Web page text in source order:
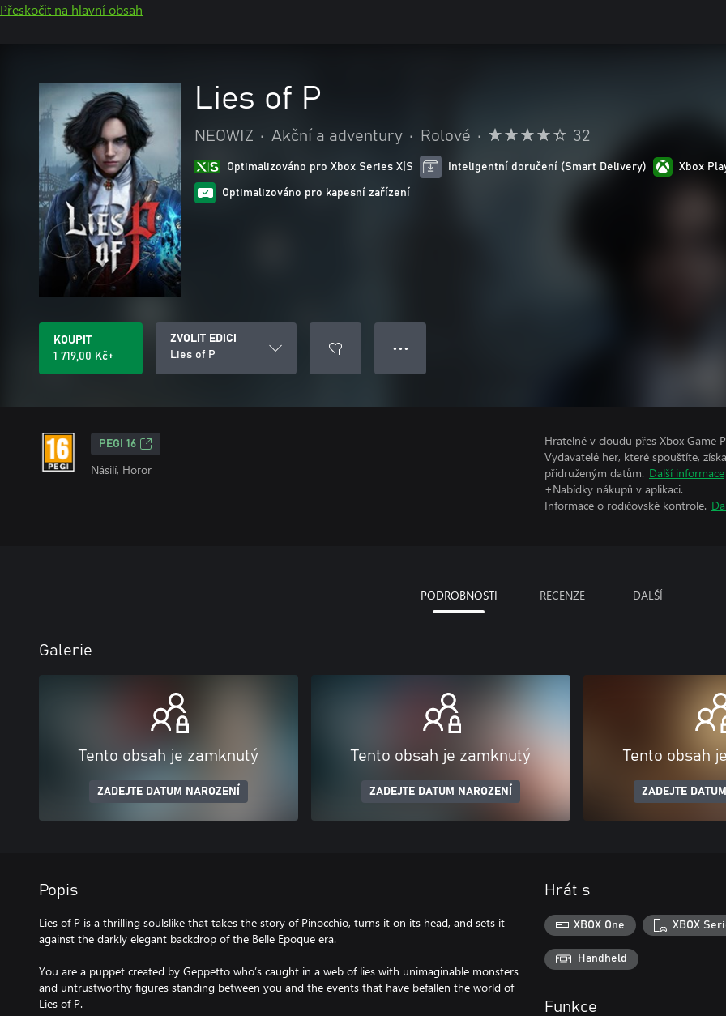
Přeskočit na hlavní obsah
Lies of P
NEOWIZ • Akční a adventury • Rolové • 32
Optimalizováno pro Xbox Series X|S Inteligentní doručení (Smart Delivery) Xbox
Optimalizováno pro kapesní zařízení
KOUPIT
1 719,00 Kč+
ZVOLIT EDICI
Lies of P
● ● ●
PEGI 16
Násilí, Horor
Hratelné v cloudu přes Xbox Game
Vydavatelé her, které spouštíte,
přidruženým datům. Další informace
+Nabídky nákupů v aplikaci.
Informace o rodičovské kontrole.
PODROBNOSTI RECENZE DALŠÍ
Galerie
Tento obsah je zamknutý
ZADEJTE DATUM NAROZENÍ
Tento obsah je zamknutý
ZADEJTE DATUM NAROZENÍ
Tento obsah
ZADEJTE
Popis
Lies of P is a thrilling soulslike that takes the story of Pinocchio, turns it on its head, and sets it
against the darkly elegant backdrop of the Belle Epoque era.
You are a puppet created by Geppetto who’s caught in a web of lies with unimaginable monsters
and untrustworthy figures standing between you and the events that have befallen the world of
Lies of P.
Hrát s
XBOX One XBOX
Handheld
Funkce